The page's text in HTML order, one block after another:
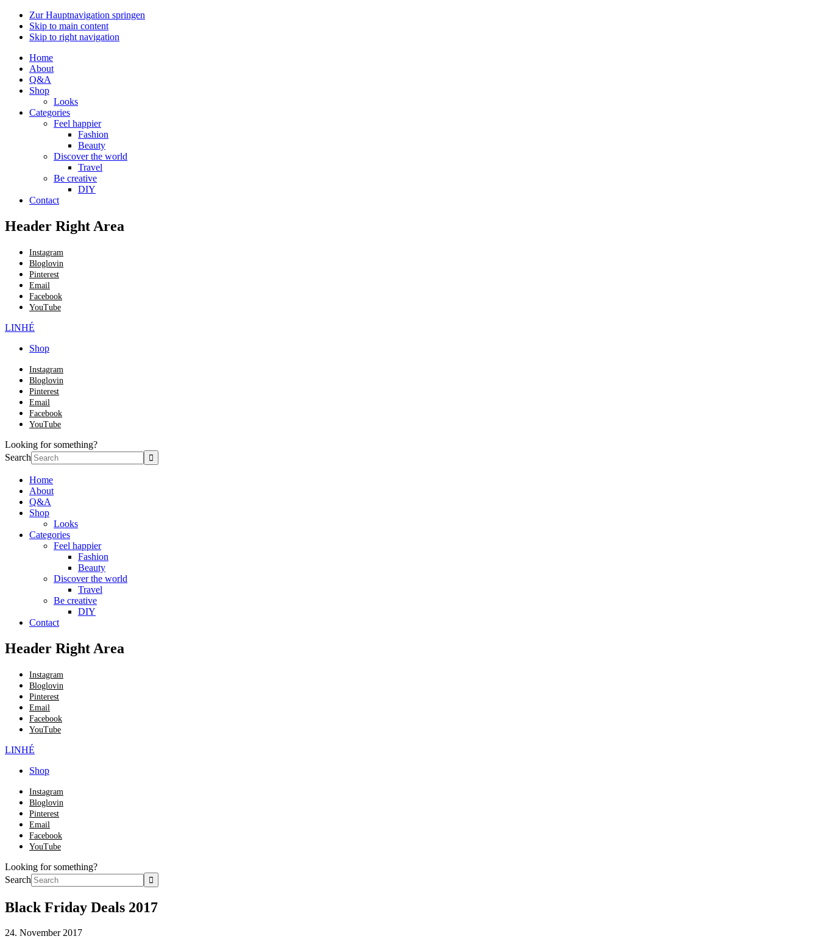
Zur Hauptnavigation springen
Skip to main content
Skip to right navigation
Home
About
Q&A
Shop
Looks
Categories
Feel happier
Fashion
Beauty
Discover the world
Travel
Be creative
DIY
Contact
Header Right Area
Instagram
Bloglovin
Pinterest
Email
Facebook
YouTube
LINHÉ
Shop
Instagram
Bloglovin
Pinterest
Email
Facebook
YouTube
Looking for something?
Search
Home
About
Q&A
Shop
Looks
Categories
Feel happier
Fashion
Beauty
Discover the world
Travel
Be creative
DIY
Contact
Header Right Area
Instagram
Bloglovin
Pinterest
Email
Facebook
YouTube
LINHÉ
Shop
Instagram
Bloglovin
Pinterest
Email
Facebook
YouTube
Looking for something?
Search
Black Friday Deals 2017
24. November 2017